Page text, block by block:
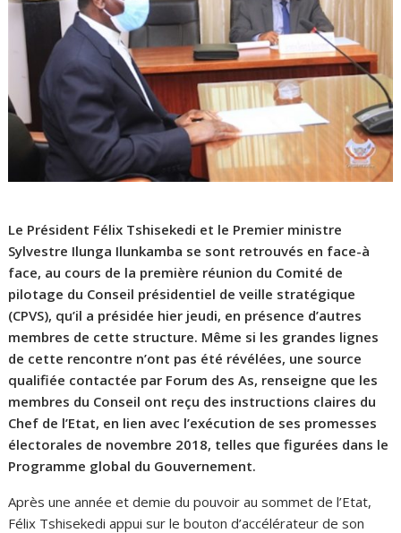
Le Président Félix Tshisekedi et le Premier ministre
Sylvestre Ilunga Ilunkamba se sont retrouvés en face-à
face, au cours de la première réunion du Comité de
pilotage du Conseil présidentiel de veille stratégique
(CPVS), qu’il a présidée hier jeudi, en présence d’autres
membres de cette structure. Même si les grandes lignes
de cette rencontre n’ont pas été révélées, une source
qualifiée contactée par Forum des As, renseigne que les
membres du Conseil ont reçu des instructions claires du
Chef de l’Etat, en lien avec l’exécution de ses promesses
électorales de novembre 2018, telles que figurées dans le
Programme global du Gouvernement.
Après une année et demie du pouvoir au sommet de l’Etat,
Félix Tshisekedi appui sur le bouton d’accélérateur de son